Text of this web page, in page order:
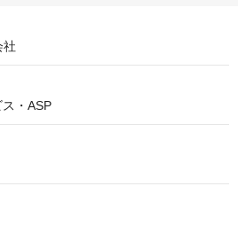
社
・ASP